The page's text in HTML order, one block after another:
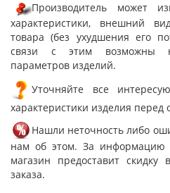
Производитель может
характеристики, внешний
товара (без ухудшения его
связи с этим возможны
параметров изделий.
Уточняйте все
характеристики изделия перед
Нашли неточность либо
нам об этом. За
магазин предоставит
заказа.